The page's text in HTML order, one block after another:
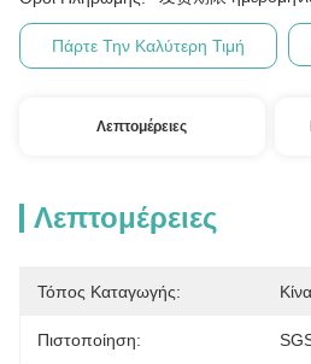
Πάρτε Την Καλύτερη Τιμή
Λεπτομέρειες
Λεπτομέρειες
Τόπος Καταγωγής: Κίνα
Πιστοποίηση: